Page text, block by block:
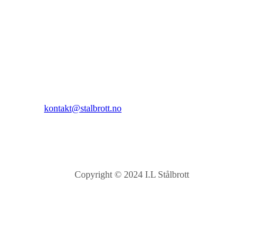
kontakt@stalbrott.no
Copyright © 2024 I.L Stålbrott